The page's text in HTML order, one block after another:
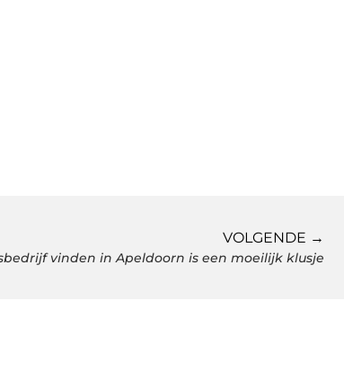
VOLGENDE →
vinden in Apeldoorn is een moeilijk klusje